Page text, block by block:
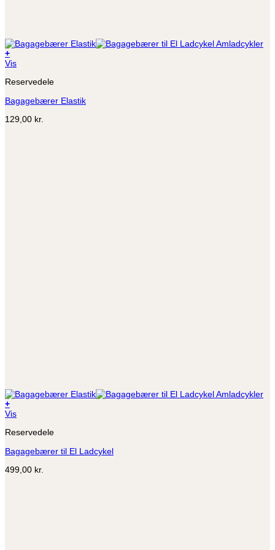
+
Dette
har
varianter.
kan
Vis
Reservedele
Bagagebærer Elastik
129,00 kr.
+
Dette
har
varianter.
kan
Vis
Reservedele
Bagagebærer til El Ladcykel
499,00 kr.